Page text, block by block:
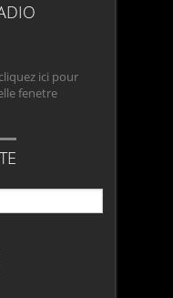
ici pour
fenetre